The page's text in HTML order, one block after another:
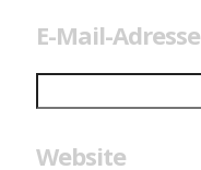
E-Mail-
Website